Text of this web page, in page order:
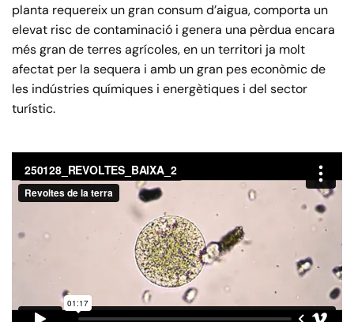
planta requereix un gran consum d’aigua, comporta un
elevat risc de contaminació i genera una pèrdua encara
més gran de terres agrícoles, en un territori ja molt
afectat per la sequera i amb un gran pes econòmic de
les indústries químiques i energètiques i del sector
turístic.